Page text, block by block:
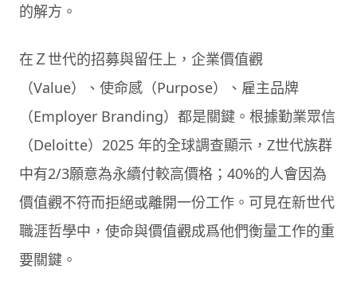
的解方。
在Ｚ世代的招募與留任上，企業價值觀
（Value）、使命感（Purpose）、雇主品牌
（Employer Branding）都是關鍵。根據勤業眾信
（Deloitte）2025 年的全球調查顯示，Z世代族群
中有2/3願意為永續付較高價格；40%的人會因為
價值觀不符而拒絕或離開一份工作。可見在新世代
職涯哲學中，使命與價值觀成爲他們衡量工作的重
要關鍵。